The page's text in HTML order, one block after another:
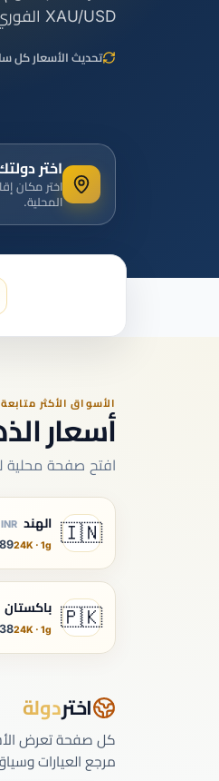
من 50 عملة، اتجاهان.
XAU/USD الفوري الحي وسعر الصرف للعملة المحلية.
تحديث الأسعار كل
اختر
اختر مكان
المحلية.
الأسواق الأكثر متابعة
أسعار
افتح صفحة محلية
🇮🇳 الهند INR
24K · 1g
🇵🇰 باكستان
24K · 1g
اختردولة
مرجع العيارات